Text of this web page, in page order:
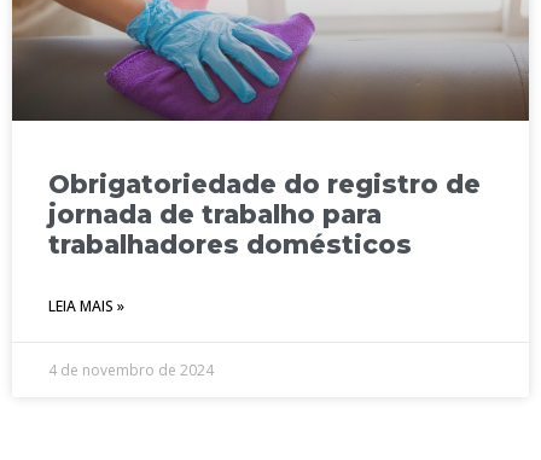
Obrigatoriedade do registro de
jornada de trabalho para
trabalhadores domésticos
LEIA MAIS »
4 de novembro de 2024